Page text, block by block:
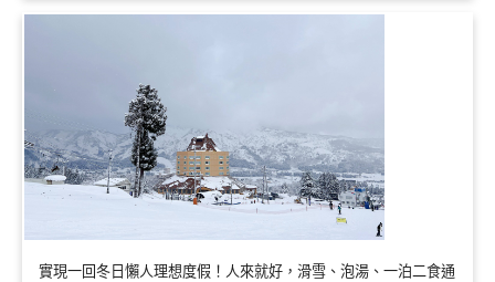
實現一回冬日懶人理想度假！人來就好，滑雪、泡湯、一泊二食通